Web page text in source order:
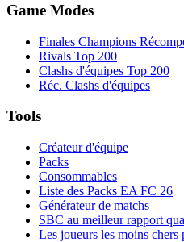
Game Modes
Finales Champions
Rivals Top 200
Clashs d'équipes Top 200
Réc. Clashs d'équipes
Tools
Créateur d'équipe
Packs
Consommables
Liste des Packs EA FC 26
Générateur de matchs
SBC au meilleur rapport
Les joueurs les moins chers